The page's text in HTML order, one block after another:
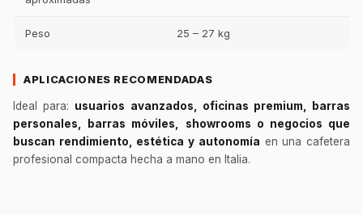
Peso 25 – 27 kg
APLICACIONES RECOMENDADAS
Ideal para: usuarios avanzados, oficinas premium, barras
personales, barras móviles, showrooms o negocios que
buscan rendimiento, estética y autonomía en una cafetera
profesional compacta hecha a mano en Italia.